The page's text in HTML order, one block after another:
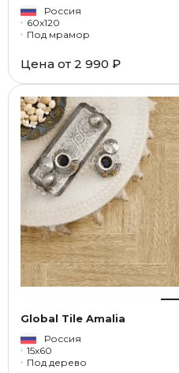
Россия
60x120
Под мрамор
Цена от 2 990 ₽
Global Tile Amalia
Россия
15x60
Под дерево